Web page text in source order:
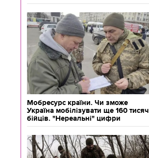
Мобресурс країни. Чи зможе
Україна мобілізувати ще 160 тисяч
бійців. "Нереальні" цифри